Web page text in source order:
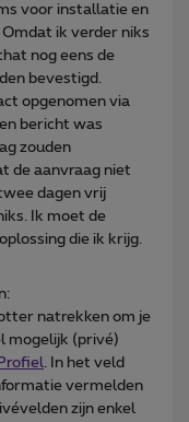
voor installatie en
ik verder niks
nog eens de
bevestigd.
opgenomen via
bericht was
zouden
de aanvraag niet
dagen vrij
Ik moet de
die ik krijg.
natrekken om je
mogelijk (privé)
. In het veld
vermelden
zijn enkel